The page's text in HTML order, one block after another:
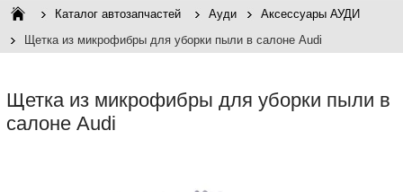
Каталог автозапчастей Ауди
Аксессуары АУДИ
Щетка из микрофибры для уборки пыли в салоне Audi
Щетка из микрофибры для уборки пыли в
салоне Audi